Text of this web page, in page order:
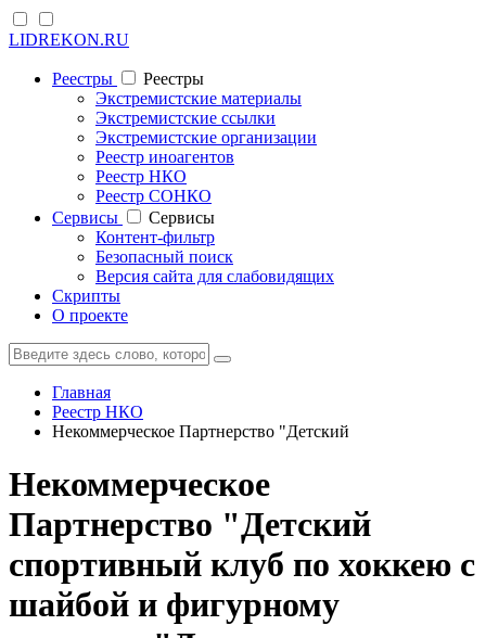
LIDREKON.RU
Реестры
Реестры
Экстремистские материалы
Экстремистские ссылки
Экстремистские организации
Реестр иноагентов
Реестр НКО
Реестр СОНКО
Cервисы
Cервисы
Контент-фильтр
Безопасный поиск
Версия сайта для слабовидящих
Скрипты
О проекте
Главная
Реестр НКО
Некоммерческое Партнерство "Детский
Некоммерческое
Партнерство "Детский
спортивный клуб по хоккею с
шайбой и фигурному